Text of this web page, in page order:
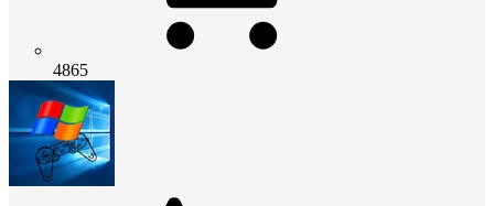
4865